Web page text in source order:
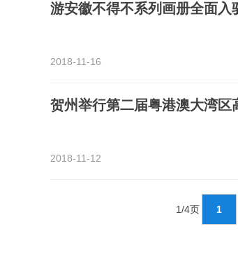
游安徽不得不系列画册全面入
2018-11-16
贺州举行第二届粤港澳大湾区
2018-11-12
1/4页 1